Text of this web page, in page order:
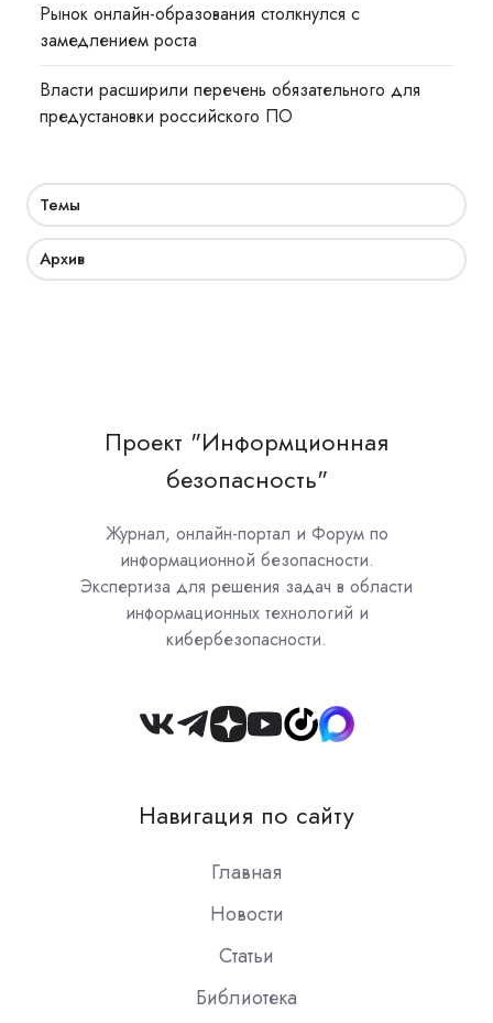
Рынок онлайн-образования столкнулся с
замедлением роста
Власти расширили перечень обязательного для
предустановки российского ПО
Темы
Архив
Проект "Информционная
безопасность"
Журнал, онлайн-портал и Форум по
информационной безопасности.
Экспертиза для решения задач в области
информационных технологий и
кибербезопасности.
Join
Slack
Навигация по сайту
Главная
Новости
Статьи
Библиотека